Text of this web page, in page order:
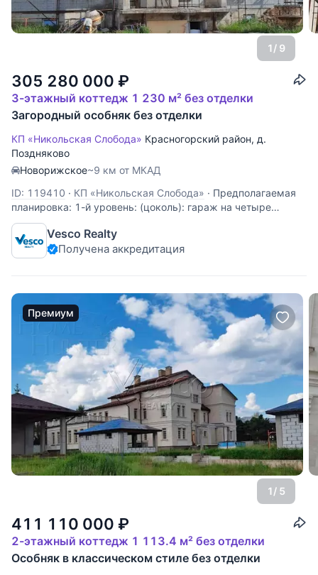
1 / 9
305 280 000 ₽
3-этажный коттедж 1 230 м² без отделки
Загородный особняк без отделки
КП «Никольская Слобода» Красногорский район, д.
Поздняково
Новорижское~9 км от МКАД
ID: 119410 · КП «Никольская Слобода» · Предполагаемая
планировка: 1-й уровень: (цоколь): гараж на четыре
машиноместа, техническое помещение; 2-й уровень: две
гостиные, одна из которых с камином, кухня, спальня с
санузлом, гардеробная, полноценный и гостевой санузлы,
Vesco Realty
Получена аккредитация
Премиум
1/ 5
411 110 000 ₽
2-этажный коттедж 1 113.4 м² без отделки
Особняк в классическом стиле без отделки